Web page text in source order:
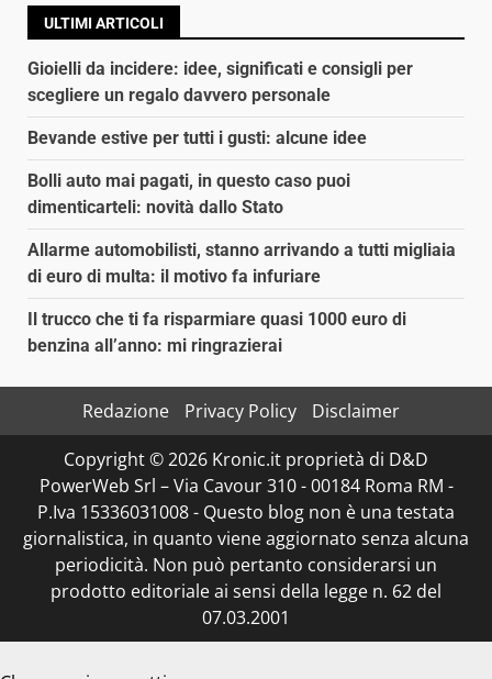
ULTIMI ARTICOLI
Gioielli da incidere: idee, significati e consigli per
scegliere un regalo davvero personale
Bevande estive per tutti i gusti: alcune idee
Bolli auto mai pagati, in questo caso puoi
dimenticarteli: novità dallo Stato
Allarme automobilisti, stanno arrivando a tutti migliaia
di euro di multa: il motivo fa infuriare
Il trucco che ti fa risparmiare quasi 1000 euro di
benzina all’anno: mi ringrazierai
Redazione Privacy Policy
Disclaimer
Copyright © 2026 Kronic.it proprietà di D&D
PowerWeb Srl – Via Cavour 310 - 00184 Roma RM -
P.Iva 15336031008 - Questo blog non è una testata
giornalistica, in quanto viene aggiornato senza alcuna
periodicità. Non può pertanto considerarsi un
prodotto editoriale ai sensi della legge n. 62 del
07.03.2001